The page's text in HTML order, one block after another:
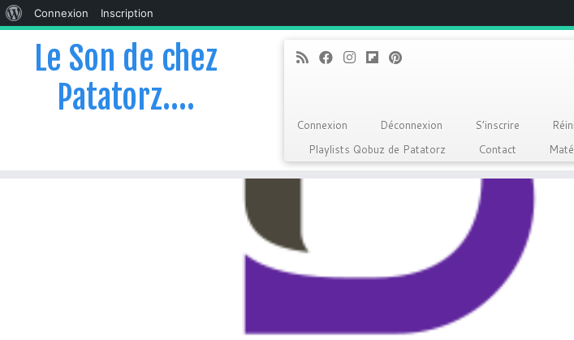
WordPress
Connexion
Inscription
Le Son de chez
Patatorz….
Connexion Déconnexion S’inscrire
Playlists Qobuz de Patatorz
Contact